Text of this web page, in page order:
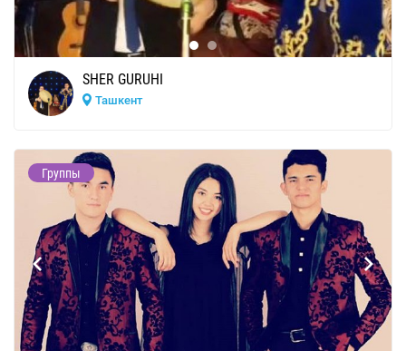
SHER GURUHI
Ташкент
Группы